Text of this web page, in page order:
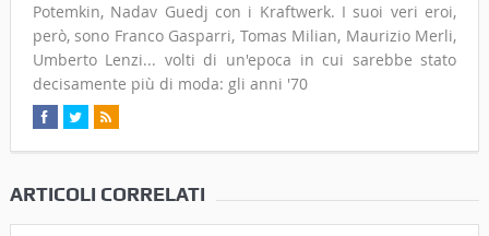
Potemkin, Nadav Guedj con i Kraftwerk. I suoi veri eroi,
però, sono Franco Gasparri, Tomas Milian, Maurizio Merli,
Umberto Lenzi... volti di un'epoca in cui sarebbe stato
decisamente più di moda: gli anni '70
ARTICOLI CORRELATI